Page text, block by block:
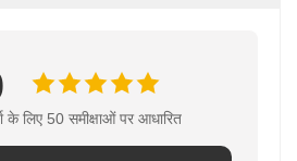
के लिए 50 समीक्षाओं पर आधारित